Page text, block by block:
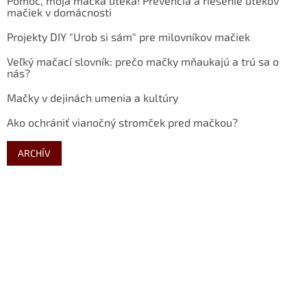
mačiek v domácnosti
Projekty DIY "Urob si sám" pre milovníkov mačiek
Veľký mačací slovník: prečo mačky mňaukajú a trú sa o
nás?
Mačky v dejinách umenia a kultúry
Ako ochrániť vianočný stromček pred mačkou?
ARCHÍV